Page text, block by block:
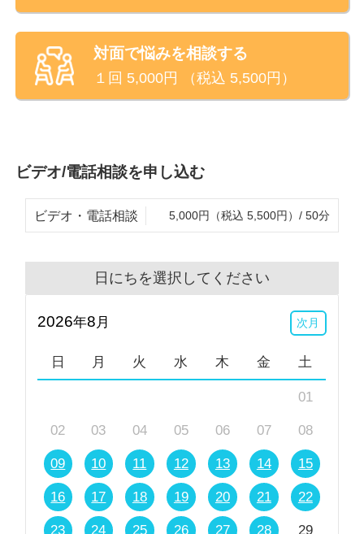
対面で悩みを相談する
１回 5,000円 （税込 5,500円）
ビデオ/電話相談を申し込む
ビデオ・電話相談 5,000円（税込 5,500円）/ 50分
日にちを選択してください
2026年8 月 次月
日 月 火 水 木 金 土
01
02 03 04 05 06 07 08
09 10 11 12 13 14 15
16 17 18 19 20 21 22
23 24 25 26 27 28 29